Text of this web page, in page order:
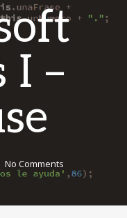
I –
No Comments